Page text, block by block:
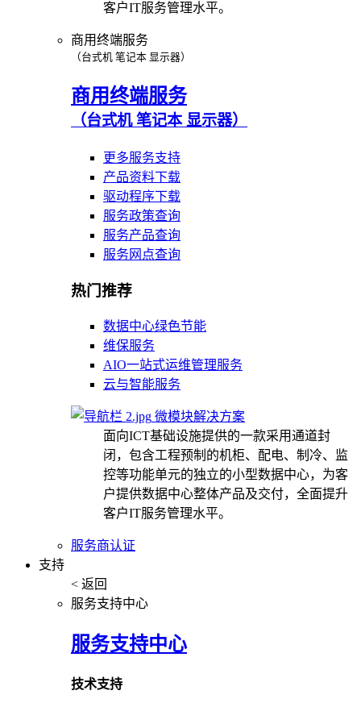
客户IT服务管理水平。
商用终端服务
（台式机 笔记本 显示器）
商用终端服务
（台式机 笔记本 显示器）
更多服务支持
产品资料下载
驱动程序下载
服务政策查询
服务产品查询
服务网点查询
热门推荐
数据中心绿色节能
维保服务
AIO一站式运维管理服务
云与智能服务
微模块解决方案
面向ICT基础设施提供的一款采用通道封
闭，包含工程预制的机柜、配电、制冷、监
控等功能单元的独立的小型数据中心，为客
户提供数据中心整体产品及交付，全面提升
客户IT服务管理水平。
服务商认证
支持
< 返回
服务支持中心
服务支持中心
技术支持